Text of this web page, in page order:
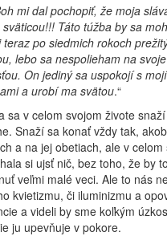
mi dal pochopiť, že moja
sväticou!!! Táto túžba by sa
teraz po siedmich rokoch
lebo sa nespolieham na
On jediný sa uspokojí s
a urobí ma svätou.“
sa v celom svojom živote
Snaží sa konať vždy tak,
a na jej obetiach, ale v
si ujsť nič, bez toho, že by
veľmi malé veci. Ale to nás
kvietizmu, či iluminizmu a
a videli by sme koľkým
ju upevňuje v pokore.